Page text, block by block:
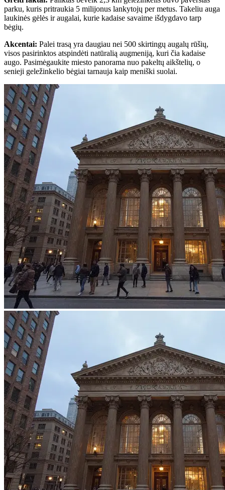
parku, kuris pritraukia 5 milijonus lankytojų per metus. Takeliu auga
laukinės gėlės ir augalai, kurie kadaise savaime išdygdavo tarp
bėgių.
Akcentai: Palei trasą yra daugiau nei 500 skirtingų augalų rūšių,
visos pasirinktos atspindėti natūralią augmeniją, kuri čia kadaise
augo. Pasimėgaukite miesto panorama nuo pakeltų aikštelių, o
senieji geležinkelio bėgiai tarnauja kaip meniški suolai.